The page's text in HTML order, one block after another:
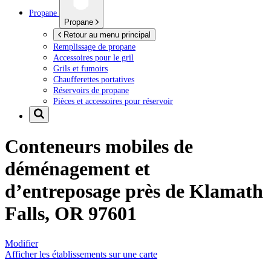
Propane
Propane
Retour au menu principal
Remplissage de propane
Accessoires pour le gril
Grils et fumoirs
Chaufferettes portatives
Réservoirs de propane
Pièces et accessoires pour réservoir
Conteneurs mobiles de
déménagement et
d’entreposage près de Klamath
Falls, OR 97601
Modifier
Afficher les établissements sur une carte